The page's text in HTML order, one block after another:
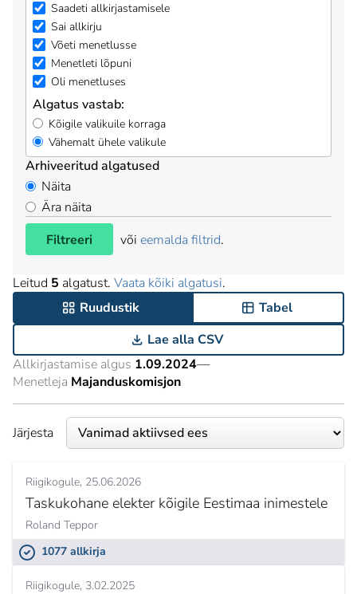
Saadeti allkirjastamisele
Sai allkirju
Võeti menetlusse
Menetleti lõpuni
Oli menetluses
Algatus vastab:
Kõigile valikuile korraga
Vähemalt ühele valikule
Arhiveeritud algatused
Näita
Ära näita
Filtreeri
või eemalda filtrid.
Leitud 5 algatust. Vaata kõiki algatusi.
Ruudustik
Tabel
Lae alla CSV
Allkirjastamise algus 1.09.2024—
Menetleja Majanduskomisjon
Järjesta
Riigikogule 25.06.2026
Taskukohane elekter kõigile Eestimaa inimestele
Roland Teppor
1077 allkirja
Riigikogule 3.02.2025